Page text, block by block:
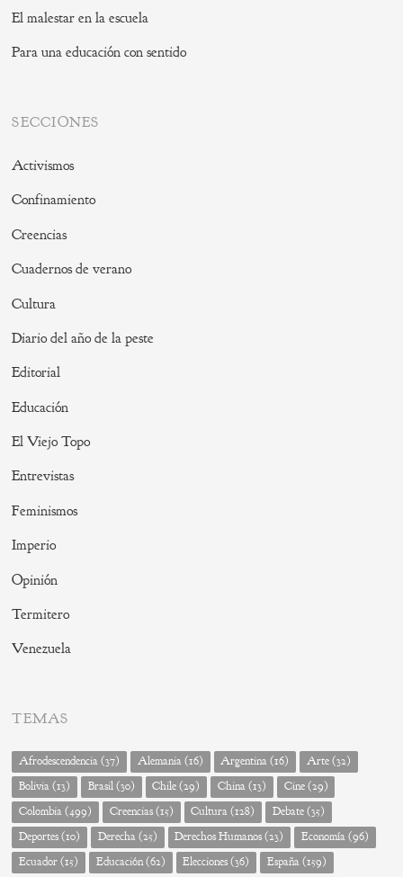
El malestar en la escuela
Para una educación con sentido
SECCIONES
Activismos
Confinamiento
Creencias
Cuadernos de verano
Cultura
Diario del año de la peste
Editorial
Educación
El Viejo Topo
Entrevistas
Feminismos
Imperio
Opinión
Termitero
Venezuela
TEMAS
Afrodescendencia(37) Alemania(16) Argentina(16) Arte(32)
Bolivia(13) Brasil(30) Chile(29) China(13) Cine(29)
Colombia(499) Creencias(15) Cultura(128) Debate(35)
Deportes(10) Derecha(25) Derechos Humanos(23) Economía(96)
Ecuador(15) Educación(62) Elecciones(36) España(159)